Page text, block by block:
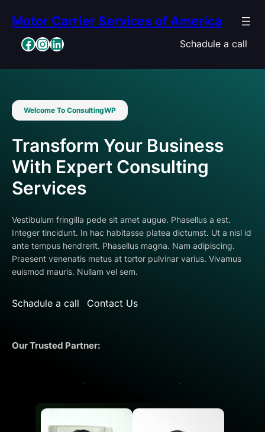
content
Motor Carrier Services of America
Facebook InstagramLinkedIn Schadule a call
Welcome To ConsultingWP
Transform Your Business
With Expert Consulting
Services
Vestibulum fringilla pede sit amet augue. Phasellus a est.
Integer tincidunt. In hac habitasse platea dictumst. Ut a nisl id
ante tempus hendrerit. Phasellus magna. Nam adipiscing.
Praesent venenatis metus at tortor pulvinar varius. Vivamus
euismod mauris. Nullam vel sem.
Schadule a call Contact Us
Our Trusted Partner: